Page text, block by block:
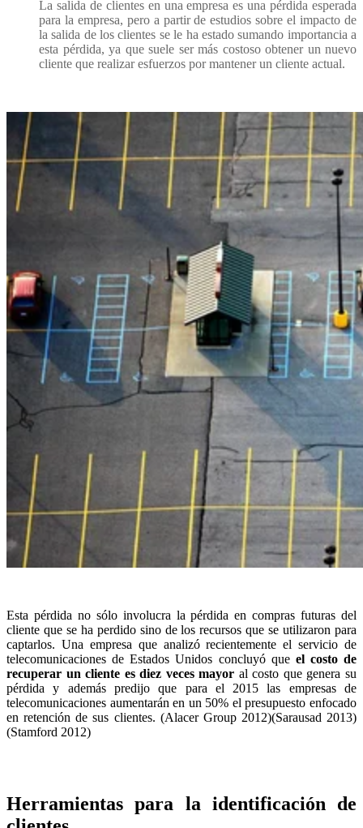
La salida de clientes en una empresa es una pérdida esperada
para la empresa, pero a partir de estudios sobre el impacto de
la salida de los clientes se le ha estado sumando importancia a
esta pérdida, ya que suele ser más costoso obtener un nuevo
cliente que realizar esfuerzos por mantener un cliente actual.
Esta pérdida no sólo involucra la pérdida en compras futuras del
cliente que se ha perdido sino de los recursos que se utilizaron para
captarlos. Una empresa que analizó recientemente el servicio de
telecomunicaciones de Estados Unidos concluyó que el costo de
recuperar un cliente es diez veces mayor al costo que genera su
pérdida y además predijo que para el 2015 las empresas de
telecomunicaciones aumentarán en un 50% el presupuesto enfocado
en retención de sus clientes. (Alacer Group 2012)(Sarausad 2013)
(Stamford 2012)
Herramientas para la identificación de